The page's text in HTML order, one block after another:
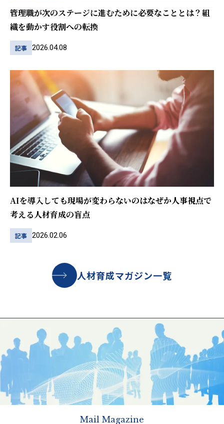
管理職が次のステージに進むために必要なこととは？組
織を動かす役割への転換
記事 2026.04.08
AIを導入しても現場が変わらないのはなぜか――人事視点で
考える人材育成の盲点
記事 2026.02.06
人材育成マガジン一覧
Mail Magazine